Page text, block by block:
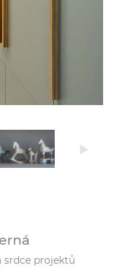
srdce projektů